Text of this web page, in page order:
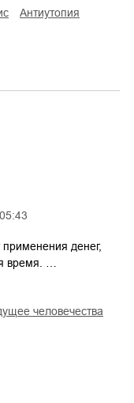
антиутопия
применения денег,
время. …
человечества